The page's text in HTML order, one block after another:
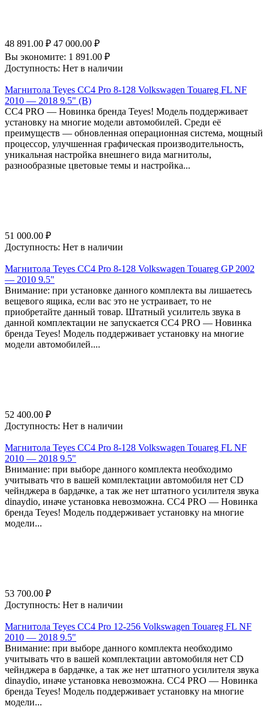
48 891.00 ₽ 47 000.00 ₽
Вы экономите: 1 891.00 ₽
Доступность: Нет в наличии
Магнитола Teyes CC4 Pro 8-128 Volkswagen Touareg FL NF
2010 — 2018 9.5" (B)
СС4 PRO — Новинка бренда Teyes! Модель поддерживает
установку на многие модели автомобилей. Среди её
преимуществ — обновленная операционная система, мощный
процессор, улучшенная графическая производительность,
уникальная настройка внешнего вида магнитолы,
разнообразные цветовые темы и настройка...
51 000.00 ₽
Доступность: Нет в наличии
Магнитола Teyes CC4 Pro 8-128 Volkswagen Touareg GP 2002
— 2010 9.5"
Внимание: при установке данного комплекта вы лишаетесь
вещевого ящика, если вас это не устраивает, то не
приобретайте данный товар. Штатный усилитель звука в
данной комплектации не запускается СС4 PRO — Новинка
бренда Teyes! Модель поддерживает установку на многие
модели автомобилей....
52 400.00 ₽
Доступность: Нет в наличии
Магнитола Teyes CC4 Pro 8-128 Volkswagen Touareg FL NF
2010 — 2018 9.5"
Внимание: при выборе данного комплекта необходимо
учитывать что в вашей комплектации автомобиля нет CD
чейнджера в бардачке, а так же нет штатного усилителя звука
dinaydio, иначе установка невозможна. СС4 PRO — Новинка
бренда Teyes! Модель поддерживает установку на многие
модели...
53 700.00 ₽
Доступность: Нет в наличии
Магнитола Teyes CC4 Pro 12-256 Volkswagen Touareg FL NF
2010 — 2018 9.5"
Внимание: при выборе данного комплекта необходимо
учитывать что в вашей комплектации автомобиля нет CD
чейнджера в бардачке, а так же нет штатного усилителя звука
dinaydio, иначе установка невозможна. СС4 PRO — Новинка
бренда Teyes! Модель поддерживает установку на многие
модели...